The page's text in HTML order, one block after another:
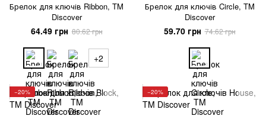
Брелок для ключів Ribbon, TM
Discover
64.49 грн 80.62 грн
+2
Брелок для ключів Circle, TM
Discover
59.70 грн 74.62 грн
−20% −20%